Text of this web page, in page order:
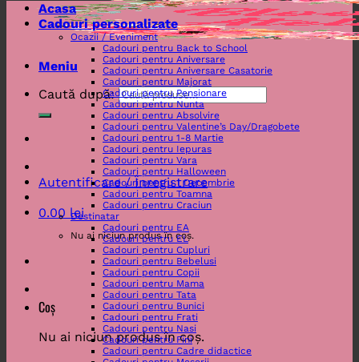
Meniu
Caută după:
Autentificare / Înregistrare
0.00 lei
Nu ai niciun produs în coș.
Coș
Nu ai niciun produs în coș.
Acasa
Cadouri personalizate
Ocazii / Eveniment
Cadouri pentru Back to School
Cadouri pentru Aniversare
Cadouri pentru Aniversare Casatorie
Cadouri pentru Majorat
Cadouri pentru Pensionare
Cadouri pentru Nunta
Cadouri pentru Absolvire
Cadouri pentru Valentine’s Day/Dragobete
Cadouri pentru 1-8 Martie
Cadouri pentru Iepuras
Cadouri pentru Vara
Cadouri pentru Halloween
Cadouri pentru 1 Decembrie
Cadouri pentru Toamna
Cadouri pentru Craciun
Destinatar
Cadouri pentru EA
Cadouri pentru EL
Cadouri pentru Cupluri
Cadouri pentru Bebelusi
Cadouri pentru Copii
Cadouri pentru Mama
Cadouri pentru Tata
Cadouri pentru Bunici
Cadouri pentru Frati
Cadouri pentru Nasi
Cadouri pentru Fini
Cadouri pentru Cadre didactice